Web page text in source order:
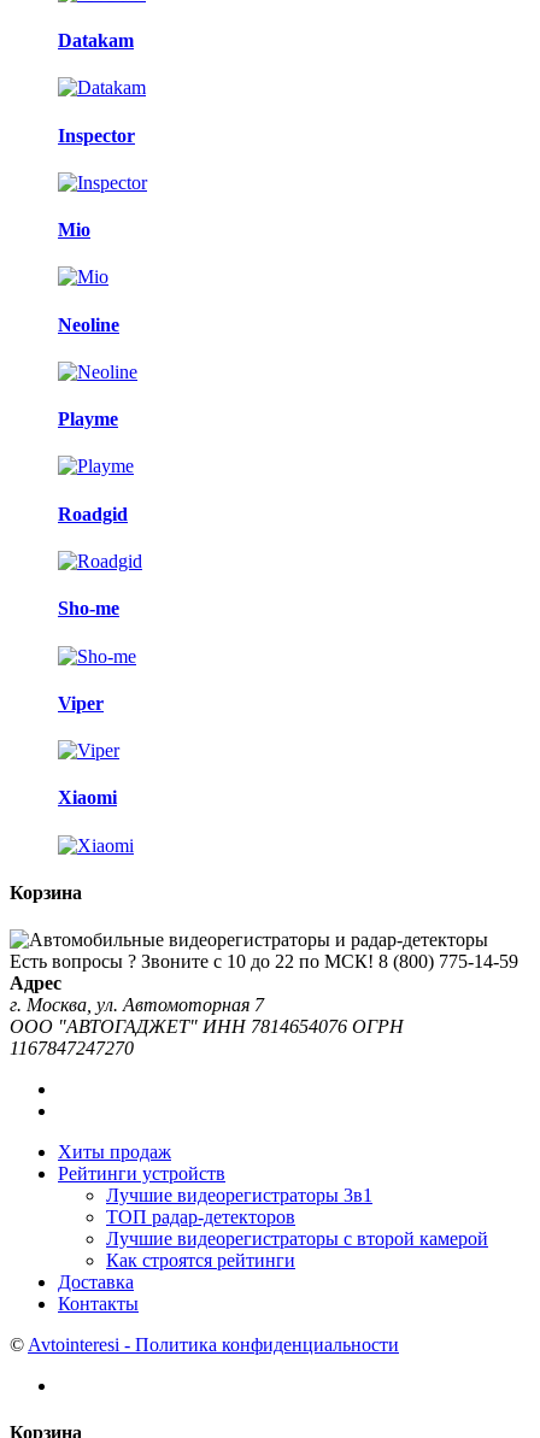
Datakam
Inspector
Mio
Neoline
Playme
Roadgid
Sho-me
Viper
Xiaomi
Корзина
Есть вопросы ? Звоните с 10 до 22 по МСК! 8 (800) 775-14-59
Адрес
г. Москва, ул. Автомоторная 7
ООО "АВТОГАДЖЕТ" ИНН 7814654076 ОГРН
1167847247270
Хиты продаж
Рейтинги устройств
Лучшие видеорегистраторы 3в1
ТОП радар-детекторов
Лучшие видеорегистраторы с второй камерой
Как строятся рейтинги
Доставка
Контакты
© Avtointeresi - Политика конфиденциальности
Корзина